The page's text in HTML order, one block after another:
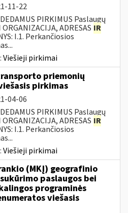
11-22
PIRKIMUS Paslaugų
ADRESAS IR
I.1. Perkančiosios
Viešieji pirkimai
priemonių
pirkimas
04-06
PIRKIMUS Paslaugų
ADRESAS IR
I.1. Perkančiosios
Viešieji pirkimai
(MKĮ) geografinio
paslaugos bei
programinės
viešasis